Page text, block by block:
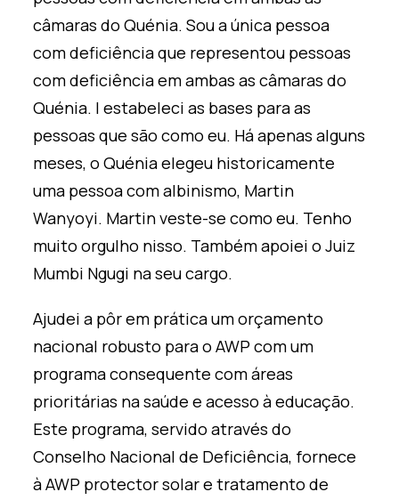
câmaras do Quénia. Sou a única pessoa
com deficiência que representou pessoas
com deficiência em ambas as câmaras do
Quénia. Iestabeleci as bases para as
pessoas que são como eu. Há apenas alguns
meses, o Quénia elegeu historicamente
uma pessoa com albinismo, Martin
Wanyoyi. Martinveste-se como eu. Tenho
muito orgulho nisso. Também apoiei oJuiz
Mumbi Ngugi naseucargo.
Ajudei a pôr em prática um orçamento
nacional robusto para o AWP com um
programa consequente com áreas
prioritárias na saúde e acesso à educação.
Este programa, servido através do
Conselho Nacional de Deficiência, fornece
à AWP protector solar e tratamento de